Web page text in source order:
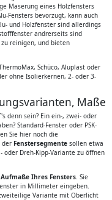
Maserung eines Holzfensters
Fensters bevorzugt, kann auch
und Holzfenster sind allerdings
andrerseits sind
reinigen, und bieten
Schüco, Aluplast oder
ohne Isolierkernen, 2- oder 3-
Maße
denn sein? Ein ein-, zwei- oder
Standard-Fenster oder PSK-
Sie hier noch die
der Fenstersegmentesollen etwa
Dreh-Kipp-Variante zu öffnen
Aufmaße Ihres Fensters. Sie
in Millimeter eingeben.
Variante mit Oberlicht